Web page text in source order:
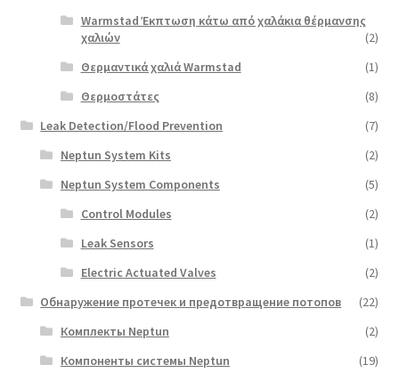
Warmstad Έκπτωση κάτω από χαλάκια θέρμανσης
χαλιών
(2)
Θερμαντικά χαλιά Warmstad
(1)
Θερμοστάτες
(8)
Leak Detection/Flood Prevention
(7)
Neptun System Kits
(2)
Neptun System Components
(5)
Control Modules
(2)
Leak Sensors
(1)
Electric Actuated Valves
(2)
Обнаружение протечек и предотвращение потопов
(22)
Комплекты Neptun
(2)
Компоненты системы Neptun
(19)